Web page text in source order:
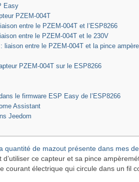
Easy
PZEM-004T
entre le PZEM-004T et l’ESP8266
entre le PZEM-004T et le 230V
liaison entre le PZEM-004T et la pince
PZEM-004T sur le ESP8266
le firmware ESP Easy de l’ESP8266
Assistant
Jeedom
quantité de mazout présente dans mes
d’utiliser ce capteur et sa pince
courant électrique qui circule dans un fil